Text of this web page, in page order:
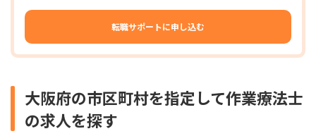
転職サポートに申し込む
大阪府の市区町村を指定して作業療法士
の求人を探す